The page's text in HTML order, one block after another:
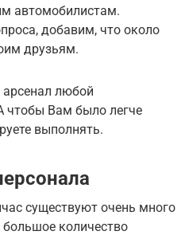
автомобилистам.
добавим, что около
друзьям.
любой
чтобы Вам было легче
выполнять.
существуют очень много
количество